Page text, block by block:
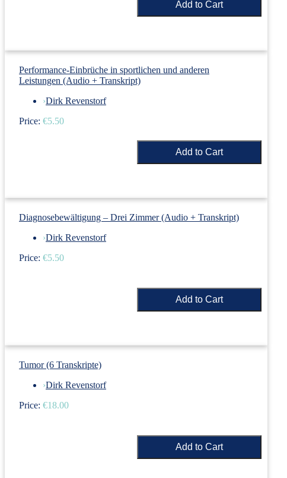
Performance-Einbrüche in sportlichen und anderen
Leistungen (Audio + Transkript)
›Dirk Revenstorf
Price: €5.50
Diagnosebewältigung – Drei Zimmer (Audio + Transkript)
›Dirk Revenstorf
Price: €5.50
Tumor (6 Transkripte)
›Dirk Revenstorf
Price: €18.00